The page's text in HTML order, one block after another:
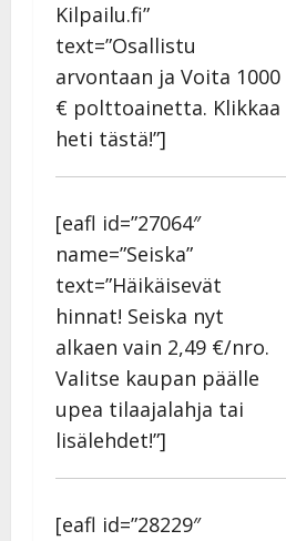
Kilpailu.fi”
text=”Osallistu
arvontaan ja Voita 1000
€ polttoainetta. Klikkaa
heti tästä!”]
[eafl id=”27064″
name=”Seiska”
text=”Häikäisevät
hinnat! Seiska nyt
alkaen vain 2,49 €/nro.
Valitse kaupan päälle
upea tilaajalahja tai
lisälehdet!”]
[eafl id=”28229″